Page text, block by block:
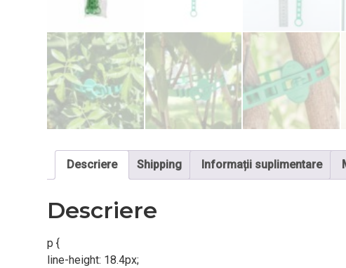
Descriere Shipping Informații suplimentare
Descriere
p {
line-height: 18.4px;